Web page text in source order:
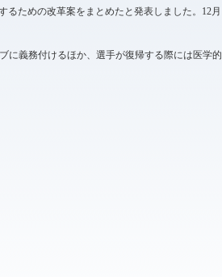
るための改革案をまとめたと発表しました。12月
に義務付けるほか、選手が復帰する際には医学的